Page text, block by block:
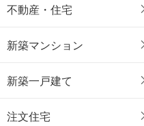
不動産・住宅
新築マンション
新築一戸建て
注文住宅